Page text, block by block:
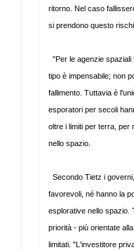
ritorno. Nel caso
si prendono questo
"Per le agenzie
tipo è impensabile; non
fallimento. Tuttavia è
esporatori per secoli
oltre i limiti per terra, per
nello spazio.
Secondo Tietz i
favorevoli, né hanno la
esplorative nello spazio.
priorità - più orientate
limitati. "L'investitore